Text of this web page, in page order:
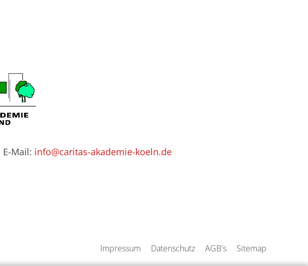
E-Mail: info@caritas-akademie-koeln.de
Impressum Datenschutz AGB's Sitemap